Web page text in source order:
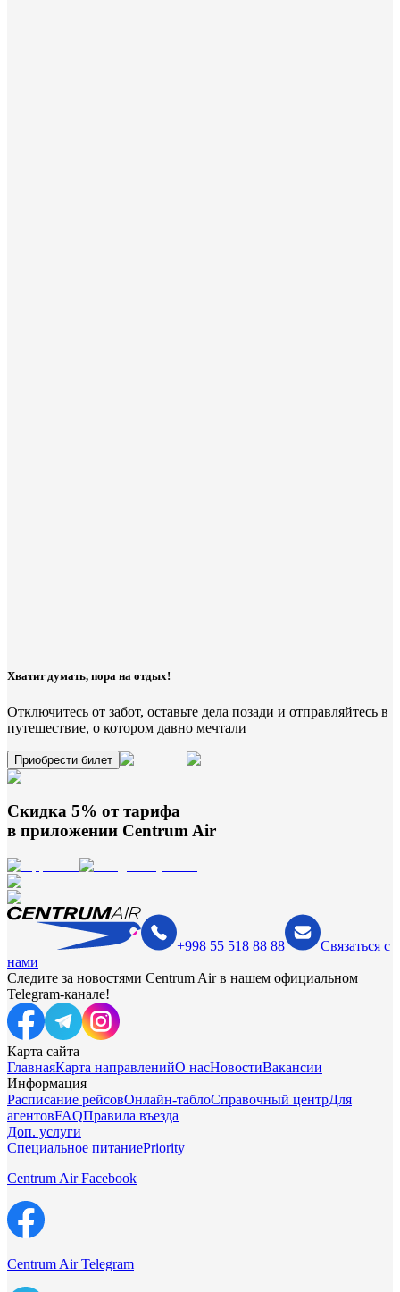
Хватит думать, пора на отдых!
Отключитесь от забот, оставьте дела позади и отправляйтесь в
путешествие, о котором давно мечтали
Приобрести билет
Скидка 5% от тарифа
в приложении Centrum Air
+998 55 518 88 88
Связаться с
нами
Следите за новостями Centrum Air в нашем официальном
Telegram-канале!
Карта сайта
ГлавнаяКарта направленийО насНовостиВакансии
Информация
Расписание рейсовОнлайн-таблоСправочный центрДля
агентовFAQПравила въезда
Доп. услуги
Специальное питаниеPriority
Centrum Air Facebook
Centrum Air Telegram